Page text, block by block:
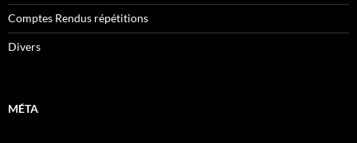
Comptes Rendus répétitions
Divers
MÉTA